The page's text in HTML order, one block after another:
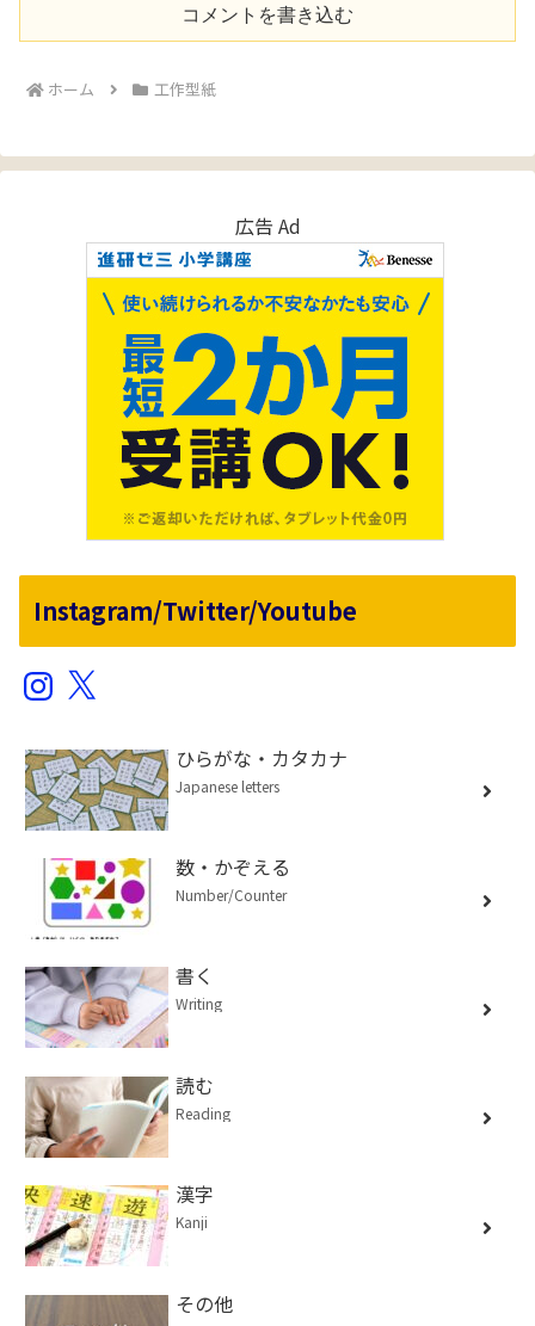
コメントを書き込む
ホーム 工作型紙
広告 Ad
Instagram/Twitter/Youtube
Instagram
X
ひらがな・カタカナ
Japanese letters
数・かぞえる
Number/Counter
書く
Writing
読む
Reading
漢字
Kanji
その他